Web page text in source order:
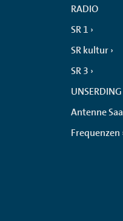
RADIO
SR 1
SR kultur
SR 3
UNSERDING
Antenne
Frequenzen